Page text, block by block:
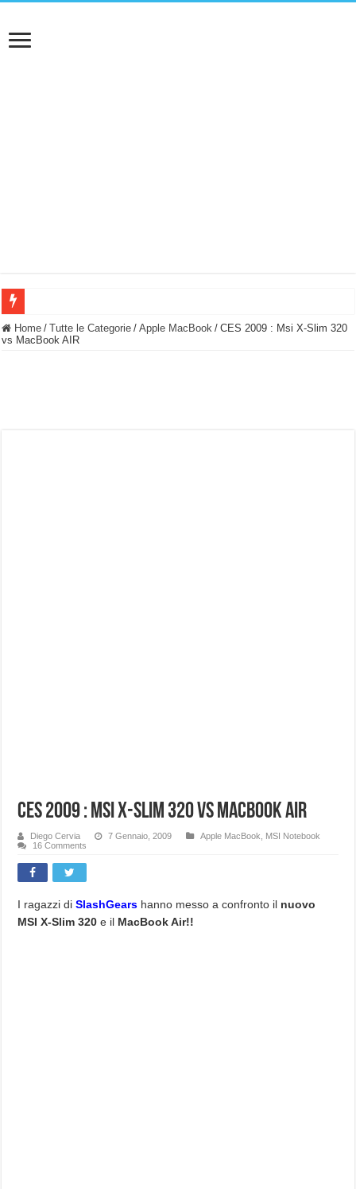
BASTA FATICARE! Questo robot tagliaerba lo appoggi e fa tutto lui! (Senza
Home / Tutte le Categorie / Apple MacBook / CES 2009 : Msi X-Slim 320
vs MacBook AIR
CES 2009 : Msi X-Slim 320 vs MacBook AIR
Diego Cervia 7 Gennaio, 2009 Apple MacBook
MSI Notebook
16 Comments
I ragazzi diSlashGears hanno messo a confronto il nuovo
MSI X-Slim 320 e il MacBook Air!!